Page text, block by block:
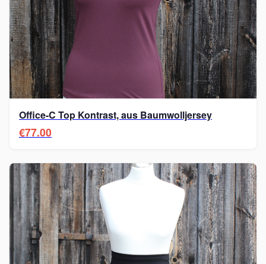
Office-C Top Kontrast, aus Baumwolljersey
€77.00